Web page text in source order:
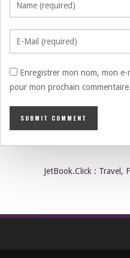
Enregistrer mon nom, mon
pour mon prochain commentaire.
JetBook.Click : Travel,